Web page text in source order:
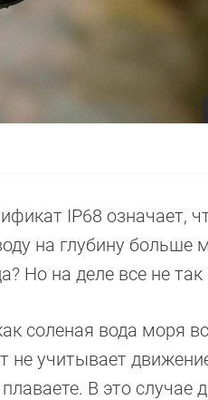
IP68 означает,
на глубину больше
Но на деле все не так
соленая вода моря
не учитывает
В это случае